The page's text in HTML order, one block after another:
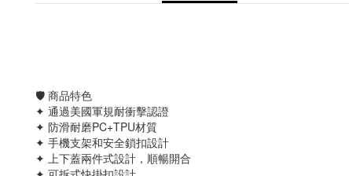
🛡 商品特色
✦ 通過美國軍規耐衝擊認證
✦ 防滑耐磨PC+TPU材質
✦ 手機支架和安全鎖扣設計
✦ 上下蓋兩件式設計，順暢開合